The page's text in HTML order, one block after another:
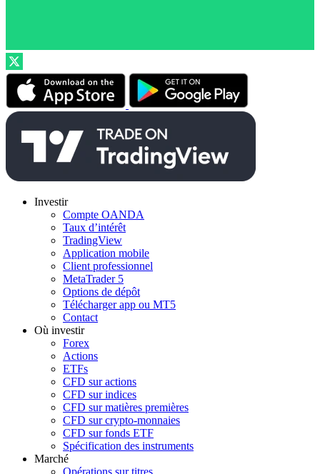
Investir
Compte OANDA
Taux d’intérêt
TradingView
Application mobile
Client professionnel
MetaTrader 5
Options de dépôt
Télécharger app ou MT5
Contact
Où investir
Forex
Actions
ETFs
CFD sur actions
CFD sur indices
CFD sur matières premières
CFD sur crypto-monnaies
CFD sur fonds ETF
Spécification des instruments
Marché
Opérations sur titres